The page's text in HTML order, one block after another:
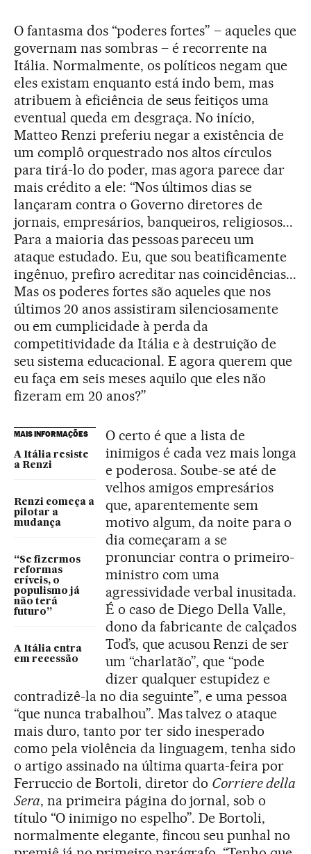
O fantasma dos “poderes fortes” – aqueles que
governam nas sombras – é recorrente na
Itália. Normalmente, os políticos negam que
eles existam enquanto está indo bem, mas
atribuem à eficiência de seus feitiços uma
eventual queda em desgraça. No início,
Matteo Renzi preferiu negar a existência de
um complô orquestrado nos altos círculos
para tirá-lo do poder, mas agora parece dar
mais crédito a ele: “Nos últimos dias se
lançaram contra o Governo diretores de
jornais, empresários, banqueiros, religiosos...
Para a maioria das pessoas pareceu um
ataque estudado. Eu, que sou beatificamente
ingênuo, prefiro acreditar nas coincidências...
Mas os poderes fortes são aqueles que nos
últimos 20 anos assistiram silenciosamente
ou em cumplicidade à perda da
competitividade da Itália e à destruição de
seu sistema educacional. E agora querem que
eu faça em seis meses aquilo que eles não
fizeram em 20 anos?”
MAIS INFORMAÇÕES
A Itália resiste
a Renzi
Renzi começa a
pilotar a
mudança
“Se fizermos
reformas
críveis, o
populismo já
não terá
futuro”
A Itália entra
em recessão
O certo é que a lista de
inimigos é cada vez mais longa
e poderosa. Soube-se até de
velhos amigos empresários
que, aparentemente sem
motivo algum, da noite para o
dia começaram a se
pronunciar contra o primeiro-
ministro com uma
agressividade verbal inusitada.
É o caso de Diego Della Valle,
dono da fabricante de calçados
Tod’s, que acusou Renzi de ser
um “charlatão”, que “pode
dizer qualquer estupidez e
contradizê-la no dia seguinte”, e uma pessoa
“que nunca trabalhou”. Mas talvez o ataque
mais duro, tanto por ter sido inesperado
como pela violência da linguagem, tenha sido
o artigo assinado na última quarta-feira por
Ferruccio de Bortoli, diretor do Corriere della
Sera, na primeira página do jornal, sob o
título “O inimigo no espelho”. De Bortoli,
normalmente elegante, fincou seu punhal no